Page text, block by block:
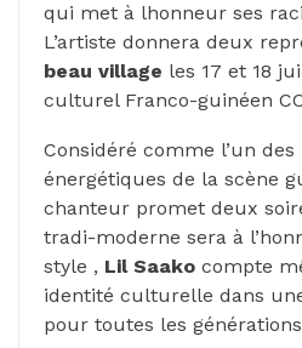
qui met à lhonneur ses
L’artiste donnera deux
beau village les 17 et 18
culturel Franco-guinéen
Considéré comme l’un
énergétiques de la scène
chanteur promet deux
tradi-moderne sera à
style , Lil Saako compte
identité culturelle dans
pour toutes les